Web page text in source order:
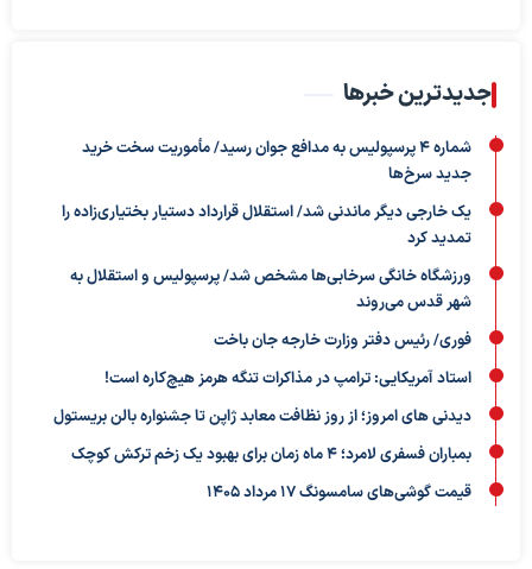
جدیدترین خبرها
شماره ۴ پرسپولیس به مدافع جوان رسید/ مأموریت سخت خرید
جدید سرخ‌ها
یک خارجی دیگر ماندنی شد/ استقلال قرارداد دستیار بختیاری‌زاده را
تمدید کرد
ورزشگاه خانگی سرخابی‌ها مشخص شد/ پرسپولیس و استقلال به
شهر قدس می‌روند
فوری/ رئیس دفتر وزارت خارجه جان باخت
استاد آمریکایی: ترامپ در مذاکرات تنگه هرمز هیچ‌کاره است!
دیدنی های امروز؛ از روز نظافت معابد ژاپن تا جشنواره بالن بریستول
بمباران فسفری لامرد؛ ۴ ماه زمان برای بهبود یک زخم ترکش کوچک
قیمت گوشی‌های سامسونگ 17 مرداد 1405